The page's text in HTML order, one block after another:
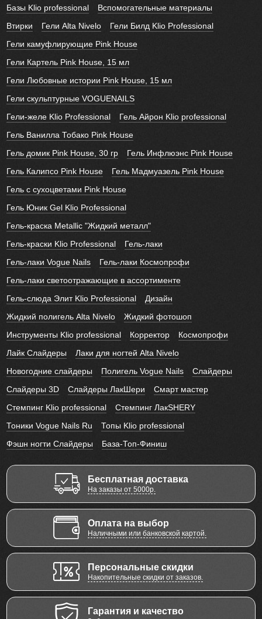
Базы Klio professional
Вспомогательные материалы
Втирки
Гели Alta Nivelo
Гели Билд Klio Professional
Гели камуфлирующие Pink House
Гели Картель Pink House, 15 мл
Гели Любовные истории Pink House, 15 мл
Гели скульптурные VOGUENAILS
Гели-желе Klio Professional
Гель Айрон Klio professional
Гель Ванилла Тобако Pink House
Гель домик Pink House, 30 гр
Гель Инфлюэнс Pink House
Гель Калипсо Pink House
Гель Мадмуазель Pink House
Гель с сухоцветами Pink House
Гель Юник Gel Klio Professional
Гель-краска Metallic "Жидкий металл"
Гель-краски Klio Professional
Гель-лаки
Гель-лаки Vogue Nails
Гель-лаки Космопрофи
Гель-лаки светоотражающие в ассортименте
Гель-слюда Элит Klio Professional
Дизайн
Жидкий полигель Alta Nivelo
Жидкий фотошоп
Инструменты Klio professional
Корректор
Космопрофи
Лайк Слайдеры
Лаки для ногтей Alta Nivelo
Новогодние слайдеры
Полигель Vogue Nails
Слайдеры
Слайдеры 3D
Слайдеры ЛакШери
Смарт мастер
Стемпинг Klio professional
Стемпинг ЛакSHERY
Тоники Vogue Nails Ru
Топы Klio professional
Фэшн ногти Слайдеры
База-Топ-Финиш
Бесплатная доставка
На заказы от 5000р.
Оплата на выбор
Наличными или банковской картой.
Персональные скидки
Накопительные скидки от заказов.
Гарантия и качество